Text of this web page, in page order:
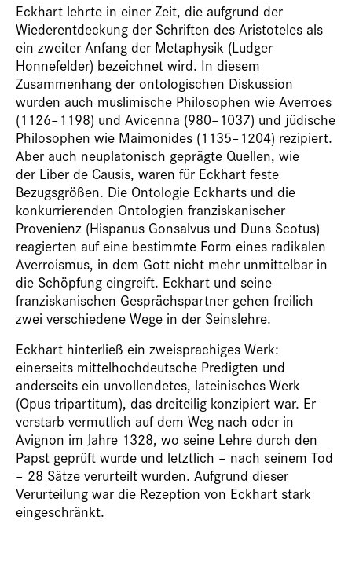
Eckhart lehrte in einer Zeit, die aufgrund der
Wiederentdeckung der Schriften des Aristoteles als
ein zweiter Anfang der Metaphysik (Ludger
Honnefelder) bezeichnet wird. In diesem
Zusammenhang der ontologischen Diskussion
wurden auch muslimische Philosophen wie Averroes
(1126–1198) und Avicenna (980–1037) und jüdische
Philosophen wie Maimonides (1135–1204) rezipiert.
Aber auch neuplatonisch geprägte Quellen, wie
der Liber de Causis, waren für Eckhart feste
Bezugsgrößen. Die Ontologie Eckharts und die
konkurrierenden Ontologien franziskanischer
Provenienz (Hispanus Gonsalvus und Duns Scotus)
reagierten auf eine bestimmte Form eines radikalen
Averroismus, in dem Gott nicht mehr unmittelbar in
die Schöpfung eingreift. Eckhart und seine
franziskanischen Gesprächspartner gehen freilich
zwei verschiedene Wege in der Seinslehre.
Eckhart hinterließ ein zweisprachiges Werk:
einerseits mittelhochdeutsche Predigten und
anderseits ein unvollendetes, lateinisches Werk
(Opus tripartitum), das dreiteilig konzipiert war. Er
verstarb vermutlich auf dem Weg nach oder in
Avignon im Jahre 1328, wo seine Lehre durch den
Papst geprüft wurde und letztlich – nach seinem Tod
– 28 Sätze verurteilt wurden. Aufgrund dieser
Verurteilung war die Rezeption von Eckhart stark
eingeschränkt.